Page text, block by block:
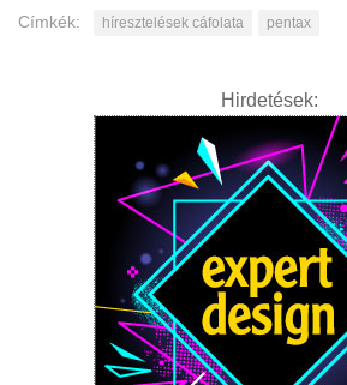
Címkék: híresztelések cáfolata pentax
Hirdetések: